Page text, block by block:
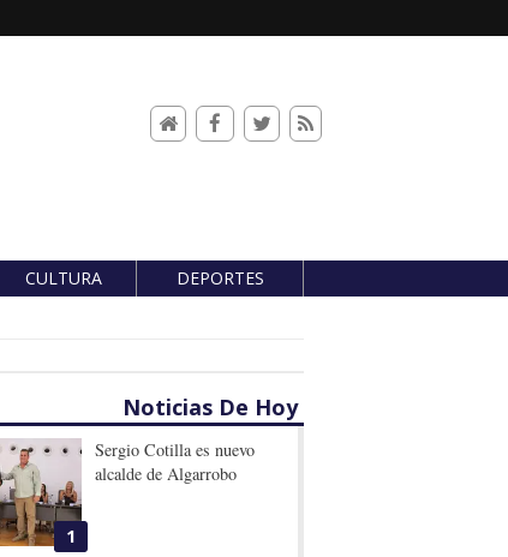
CULTURA DEPORTES
Noticias De Hoy
1
Sergio Cotilla es nuevo
alcalde de Algarrobo